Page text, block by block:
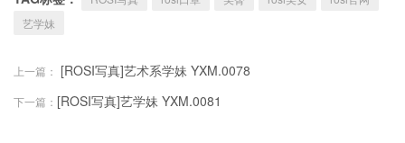
艺学妹
上一篇： [ROSI写真]艺术系学妹 YXM.0078
下一篇： [ROSI写真]艺学妹 YXM.0081